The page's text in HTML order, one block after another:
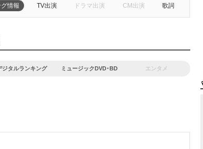
情報 TV出演 ドラマ出演 CM出演 歌詞
ジタルランキング ミュージックDVD･BD エンタメ